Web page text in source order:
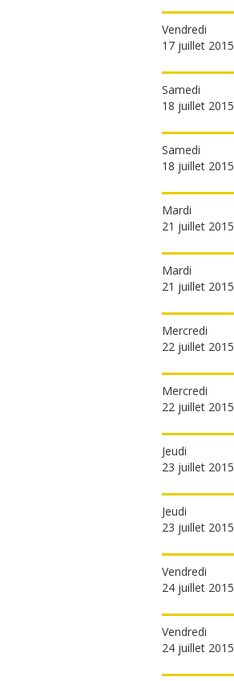
Vendredi
17 juillet 2015
Samedi
18 juillet 2015
Samedi
18 juillet 2015
Mardi
21 juillet 2015
Mardi
21 juillet 2015
Mercredi
22 juillet 2015
Mercredi
22 juillet 2015
Jeudi
23 juillet 2015
Jeudi
23 juillet 2015
Vendredi
24 juillet 2015
Vendredi
24 juillet 2015